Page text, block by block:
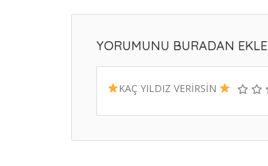
YORUMUNU BURADAN EKLE
KAÇ YILDIZ VERİRSİN